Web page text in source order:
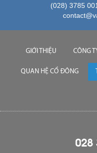
(028) 3785
GIỚI THIỆU CÔNG
QUAN HỆ CỔ ĐÔNG
028